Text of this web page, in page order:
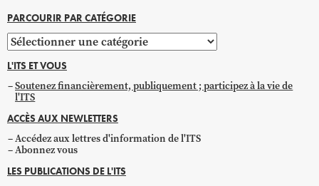
PARCOURIR PAR CATÉGORIE
Parcourir
par
catégorie
L'ITS ET VOUS
Soutenez financièrement, publiquement ; participez à la vie de
l'ITS
ACCÈS AUX NEWLETTERS
Accédez aux lettres d'information de l'ITS
Abonnez vous
LES PUBLICATIONS DE L'ITS